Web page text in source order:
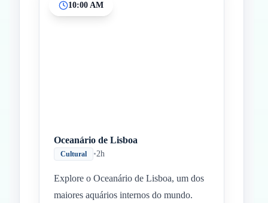
10:00 AM
Oceanário de Lisboa
Cultural •2h
Explore o Oceanário de Lisboa, um dos
maiores aquários internos do mundo.